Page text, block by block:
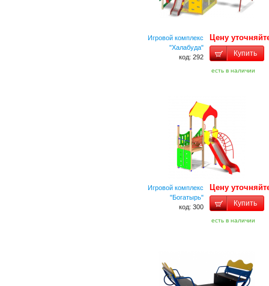
Игровой комплекс
"Халабуда"
код: 292
Цену
Купить
есть в наличии
Игровой комплекс
"Богатырь"
код: 300
Цену
Купить
есть в наличии